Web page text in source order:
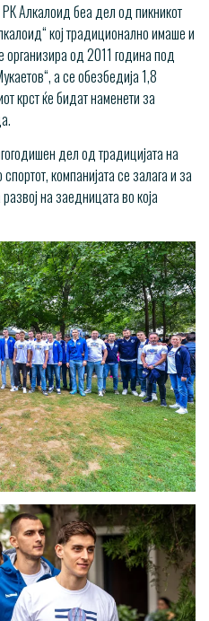
Алкалоид беа дел од пикникот
кој традиционално имаше и
организира од 2011 година под
а се обезбедија 1,8
крст ќе бидат наменети за
дел од традицијата на
компанијата се залага и за
на заедницата во која